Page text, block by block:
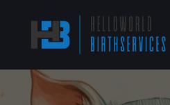
content